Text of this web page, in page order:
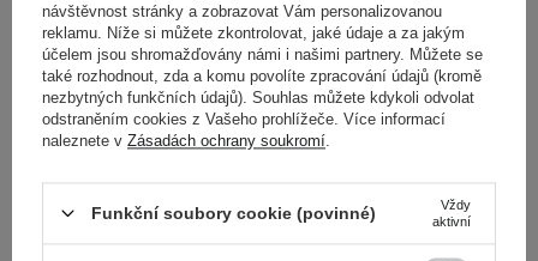
Cosibella Newsletter
Skincare checklisty, odborné rady a novinky
návštěvnost stránky a zobrazovat Vám personalizovanou
reklamu. Níže si můžete zkontrolovat, jaké údaje a za jakým
účelem jsou shromažďovány námi i našimi partnery. Můžete se
také rozhodnout, zda a komu povolíte zpracování údajů (kromě
nezbytných funkčních údajů). Souhlas můžete kdykoli odvolat
odstraněním cookies z Vašeho prohlížeče. Více informací
naleznete v Zásadách ochrany soukromí
Funkční soubory cookie (povinné)
Vždy
aktivní